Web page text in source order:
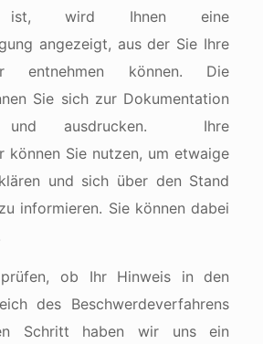
ist, wird Ihnen eine
angezeigt, aus der Sie Ihre
entnehmen können. Die
Sie sich zur Dokumentation
und ausdrucken. Ihre
können Sie nutzen, um etwaige
und sich über den Stand
informieren. Sie können dabei
ob Ihr Hinweis in den
des Beschwerdeverfahrens
Schritt haben wir uns ein